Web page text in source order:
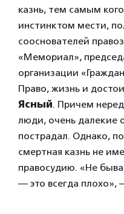
казнь, тем самым
инстинктом мести,
сооснователей
«Мемориал»,
организации
Право, жизнь и
Ясный. Причем
люди, очень далекие
пострадал. Однако,
смертная казнь не
правосудию. «Не
— это всегда плохо»,